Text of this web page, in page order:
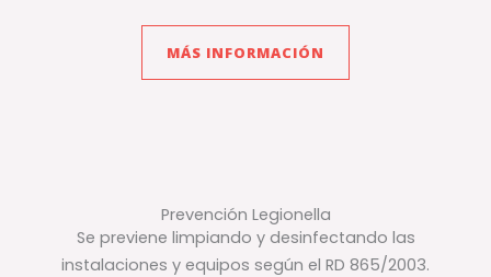
MÁS INFORMACIÓN
Prevención Legionella
Se previene limpiando y desinfectando las
instalaciones y equipos según el RD 865/2003.